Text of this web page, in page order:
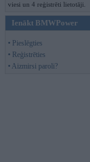
viesi un 4 reģistrēti lietotāji.
Ienākt BMWPower
• Pieslēgties
• Reģistrēties
• Aizmirsi paroli?